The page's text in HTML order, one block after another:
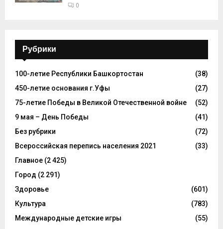
0
Рубрики
100-летие Республики Башкортостан
(38)
450-летие основания г.Уфы
(27)
75-летие Победы в Великой Отечественной войне
(52)
9 мая – День Победы
(41)
Без рубрики
(72)
Всероссийская перепись населения 2021
(33)
Главное (2 425)
Город (2 291)
Здоровье
(601)
Культура
(783)
Международные детские игры
(55)